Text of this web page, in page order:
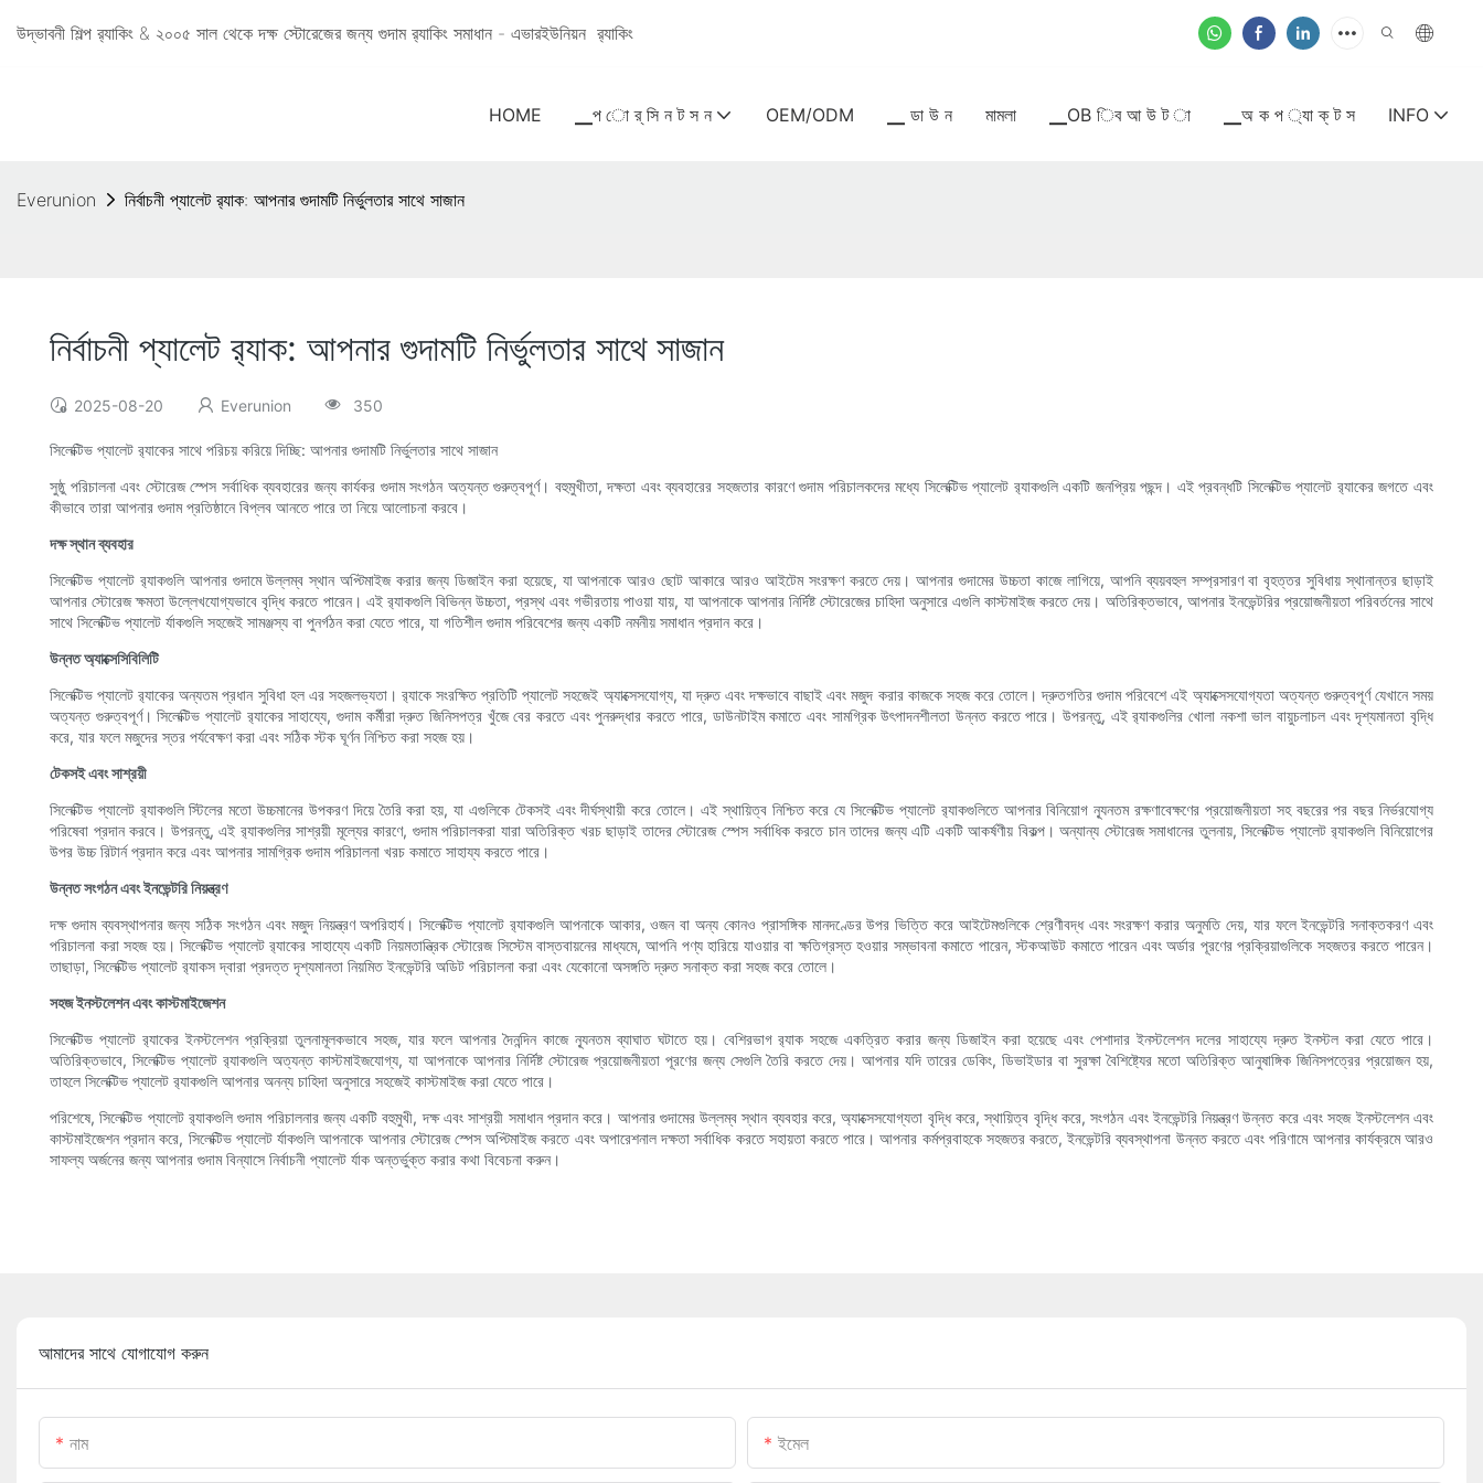
উদ্ভাবনী শিল্প র‍্যাকিং & ২০০৫ সাল থেকে দক্ষ স্টোরেজের জন্য গুদাম র‍্যাকিং সমাধান - এভারইউনিয়ন র‍্যাকিং
HOME ▁প ো র্ সি ন ট স ন OEM/ODM ▁ ডা উ ন মামলা ▁OB িব আ উ ট া ▁অ ক প ্যা ক্ ট স INFO
Everunion নির্বাচনী প্যালেট র‍্যাক: আপনার গুদামটি নির্ভুলতার সাথে সাজান
নির্বাচনী প্যালেট র‍্যাক: আপনার গুদামটি নির্ভুলতার সাথে সাজান
2025-08-20 Everunion 350
সিলেক্টিভ প্যালেট র‍্যাকের সাথে পরিচয় করিয়ে দিচ্ছি: আপনার গুদামটি নির্ভুলতার সাথে সাজান
সুষ্ঠু পরিচালনা এবং স্টোরেজ স্পেস সর্বাধিক ব্যবহারের জন্য কার্যকর গুদাম সংগঠন অত্যন্ত গুরুত্বপূর্ণ। বহুমুখীতা, দক্ষতা এবং ব্যবহারের সহজতার কারণে গুদাম পরিচালকদের মধ্যে সিলেক্টিভ প্যালেট র‍্যাকগুলি একটি জনপ্রিয় পছন্দ। এই প্রবন্ধটি সিলেক্টিভ প্যালেট র‍্যাকের জগতে এবং
কীভাবে তারা আপনার গুদাম প্রতিষ্ঠানে বিপ্লব আনতে পারে তা নিয়ে আলোচনা করবে।
দক্ষ স্থান ব্যবহার
সিলেক্টিভ প্যালেট র‍্যাকগুলি আপনার গুদামে উল্লম্ব স্থান অপ্টিমাইজ করার জন্য ডিজাইন করা হয়েছে, যা আপনাকে আরও ছোট আকারে আরও আইটেম সংরক্ষণ করতে দেয়। আপনার গুদামের উচ্চতা কাজে লাগিয়ে, আপনি ব্যয়বহুল সম্প্রসারণ বা বৃহত্তর সুবিধায় স্থানান্তর ছাড়াই
আপনার স্টোরেজ ক্ষমতা উল্লেখযোগ্যভাবে বৃদ্ধি করতে পারেন। এই র‍্যাকগুলি বিভিন্ন উচ্চতা, প্রস্থ এবং গভীরতায় পাওয়া যায়, যা আপনাকে আপনার নির্দিষ্ট স্টোরেজের চাহিদা অনুসারে এগুলি কাস্টমাইজ করতে দেয়। অতিরিক্তভাবে, আপনার ইনভেন্টরির প্রয়োজনীয়তা পরিবর্তনের সাথে
সাথে সিলেক্টিভ প্যালেট র্যাকগুলি সহজেই সামঞ্জস্য বা পুনর্গঠন করা যেতে পারে, যা গতিশীল গুদাম পরিবেশের জন্য একটি নমনীয় সমাধান প্রদান করে।
উন্নত অ্যাক্সেসিবিলিটি
সিলেক্টিভ প্যালেট র‍্যাকের অন্যতম প্রধান সুবিধা হল এর সহজলভ্যতা। র‍্যাকে সংরক্ষিত প্রতিটি প্যালেট সহজেই অ্যাক্সেসযোগ্য, যা দ্রুত এবং দক্ষভাবে বাছাই এবং মজুদ করার কাজকে সহজ করে তোলে। দ্রুতগতির গুদাম পরিবেশে এই অ্যাক্সেসযোগ্যতা অত্যন্ত গুরুত্বপূর্ণ যেখানে সময়
অত্যন্ত গুরুত্বপূর্ণ। সিলেক্টিভ প্যালেট র‍্যাকের সাহায্যে, গুদাম কর্মীরা দ্রুত জিনিসপত্র খুঁজে বের করতে এবং পুনরুদ্ধার করতে পারে, ডাউনটাইম কমাতে এবং সামগ্রিক উৎপাদনশীলতা উন্নত করতে পারে। উপরন্তু, এই র‍্যাকগুলির খোলা নকশা ভাল বায়ুচলাচল এবং দৃশ্যমানতা বৃদ্ধি
করে, যার ফলে মজুদের স্তর পর্যবেক্ষণ করা এবং সঠিক স্টক ঘূর্ণন নিশ্চিত করা সহজ হয়।
টেকসই এবং সাশ্রয়ী
সিলেক্টিভ প্যালেট র‍্যাকগুলি স্টিলের মতো উচ্চমানের উপকরণ দিয়ে তৈরি করা হয়, যা এগুলিকে টেকসই এবং দীর্ঘস্থায়ী করে তোলে। এই স্থায়িত্ব নিশ্চিত করে যে সিলেক্টিভ প্যালেট র‍্যাকগুলিতে আপনার বিনিয়োগ ন্যূনতম রক্ষণাবেক্ষণের প্রয়োজনীয়তা সহ বছরের পর বছর নির্ভরযোগ্য
পরিষেবা প্রদান করবে। উপরন্তু, এই র‍্যাকগুলির সাশ্রয়ী মূল্যের কারণে, গুদাম পরিচালকরা যারা অতিরিক্ত খরচ ছাড়াই তাদের স্টোরেজ স্পেস সর্বাধিক করতে চান তাদের জন্য এটি একটি আকর্ষণীয় বিকল্প। অন্যান্য স্টোরেজ সমাধানের তুলনায়, সিলেক্টিভ প্যালেট র‍্যাকগুলি বিনিয়োগের
উপর উচ্চ রিটার্ন প্রদান করে এবং আপনার সামগ্রিক গুদাম পরিচালনা খরচ কমাতে সাহায্য করতে পারে।
উন্নত সংগঠন এবং ইনভেন্টরি নিয়ন্ত্রণ
দক্ষ গুদাম ব্যবস্থাপনার জন্য সঠিক সংগঠন এবং মজুদ নিয়ন্ত্রণ অপরিহার্য। সিলেক্টিভ প্যালেট র‍্যাকগুলি আপনাকে আকার, ওজন বা অন্য কোনও প্রাসঙ্গিক মানদণ্ডের উপর ভিত্তি করে আইটেমগুলিকে শ্রেণীবদ্ধ এবং সংরক্ষণ করার অনুমতি দেয়, যার ফলে ইনভেন্টরি সনাক্তকরণ এবং
পরিচালনা করা সহজ হয়। সিলেক্টিভ প্যালেট র‍্যাকের সাহায্যে একটি নিয়মতান্ত্রিক স্টোরেজ সিস্টেম বাস্তবায়নের মাধ্যমে, আপনি পণ্য হারিয়ে যাওয়ার বা ক্ষতিগ্রস্ত হওয়ার সম্ভাবনা কমাতে পারেন, স্টকআউট কমাতে পারেন এবং অর্ডার পূরণের প্রক্রিয়াগুলিকে সহজতর করতে পারেন।
তাছাড়া, সিলেক্টিভ প্যালেট র‍্যাকস দ্বারা প্রদত্ত দৃশ্যমানতা নিয়মিত ইনভেন্টরি অডিট পরিচালনা করা এবং যেকোনো অসঙ্গতি দ্রুত সনাক্ত করা সহজ করে তোলে।
সহজ ইনস্টলেশন এবং কাস্টমাইজেশন
সিলেক্টিভ প্যালেট র‍্যাকের ইনস্টলেশন প্রক্রিয়া তুলনামূলকভাবে সহজ, যার ফলে আপনার দৈনন্দিন কাজে ন্যূনতম ব্যাঘাত ঘটাতে হয়। বেশিরভাগ র‍্যাক সহজে একত্রিত করার জন্য ডিজাইন করা হয়েছে এবং পেশাদার ইনস্টলেশন দলের সাহায্যে দ্রুত ইনস্টল করা যেতে পারে।
অতিরিক্তভাবে, সিলেক্টিভ প্যালেট র‍্যাকগুলি অত্যন্ত কাস্টমাইজযোগ্য, যা আপনাকে আপনার নির্দিষ্ট স্টোরেজ প্রয়োজনীয়তা পূরণের জন্য সেগুলি তৈরি করতে দেয়। আপনার যদি তারের ডেকিং, ডিভাইডার বা সুরক্ষা বৈশিষ্ট্যের মতো অতিরিক্ত আনুষাঙ্গিক জিনিসপত্রের প্রয়োজন হয়,
তাহলে সিলেক্টিভ প্যালেট র‍্যাকগুলি আপনার অনন্য চাহিদা অনুসারে সহজেই কাস্টমাইজ করা যেতে পারে।
পরিশেষে, সিলেক্টিভ প্যালেট র‍্যাকগুলি গুদাম পরিচালনার জন্য একটি বহুমুখী, দক্ষ এবং সাশ্রয়ী সমাধান প্রদান করে। আপনার গুদামের উল্লম্ব স্থান ব্যবহার করে, অ্যাক্সেসযোগ্যতা বৃদ্ধি করে, স্থায়িত্ব বৃদ্ধি করে, সংগঠন এবং ইনভেন্টরি নিয়ন্ত্রণ উন্নত করে এবং সহজ ইনস্টলেশন এবং
কাস্টমাইজেশন প্রদান করে, সিলেক্টিভ প্যালেট র্যাকগুলি আপনাকে আপনার স্টোরেজ স্পেস অপ্টিমাইজ করতে এবং অপারেশনাল দক্ষতা সর্বাধিক করতে সহায়তা করতে পারে। আপনার কর্মপ্রবাহকে সহজতর করতে, ইনভেন্টরি ব্যবস্থাপনা উন্নত করতে এবং পরিণামে আপনার কার্যক্রমে আরও
সাফল্য অর্জনের জন্য আপনার গুদাম বিন্যাসে নির্বাচনী প্যালেট র্যাক অন্তর্ভুক্ত করার কথা বিবেচনা করুন।
আমাদের সাথে যোগাযোগ করুন
নাম ইমেল